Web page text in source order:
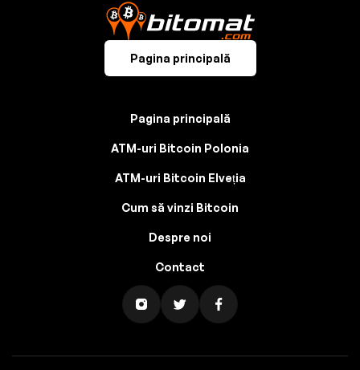
Pagina principală
Pagina principală
ATM-uri Bitcoin Polonia
ATM-uri Bitcoin Elveția
Cum să vinzi Bitcoin
Despre noi
Contact